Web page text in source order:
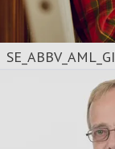
SE_ABBV_AML_GI